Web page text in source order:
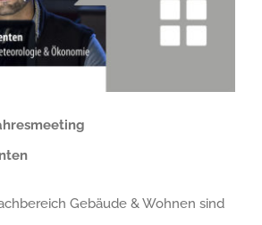
Gebäude & Wohnen sind